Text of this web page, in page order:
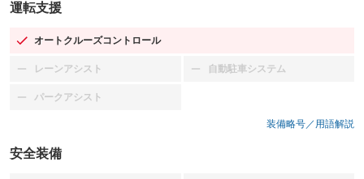
運転支援
オートクルーズコントロール
：装備あり
レーンアシスト
：装備なし 自動駐車システム
：装備なし
パークアシスト
：装備なし
装備略号／用語解説
安全装備